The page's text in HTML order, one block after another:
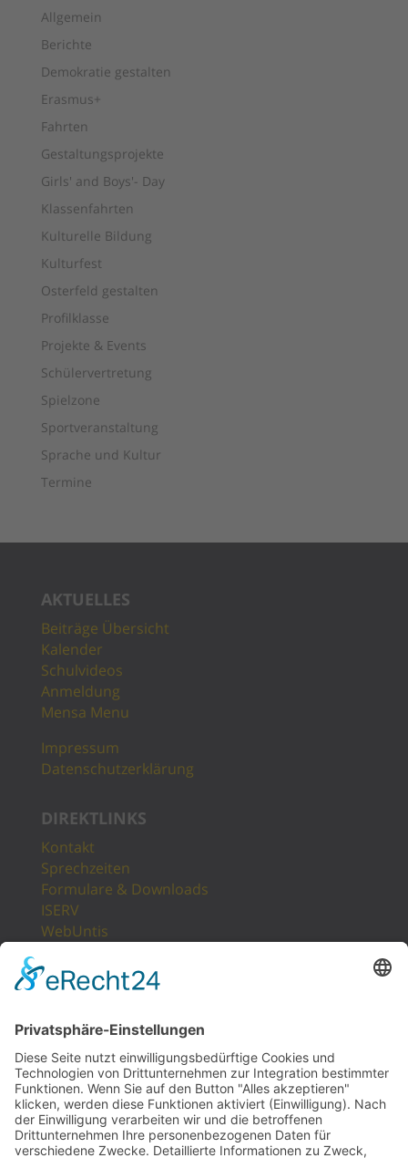
Allgemein
Berichte
Demokratie gestalten
Erasmus+
Fahrten
Gestaltungsprojekte
Girls' and Boys'- Day
Klassenfahrten
Kulturelle Bildung
Kulturfest
Osterfeld gestalten
Profilklasse
Projekte & Events
Schülervertretung
Spielzone
Sportveranstaltung
Sprache und Kultur
Termine
AKTUELLES
Beiträge Übersicht
Kalender
Schulvideos
Anmeldung
Mensa Menu
Impressum
Datenschutzerklärung
DIREKTLINKS
Kontakt
Sprechzeiten
Formulare & Downloads
ISERV
WebUntis
LogIn
Sitemap
POSTANSCHRIFT
Gesamtschule Osterfeld
Westfälische Straße 17
46117 Oberhausen